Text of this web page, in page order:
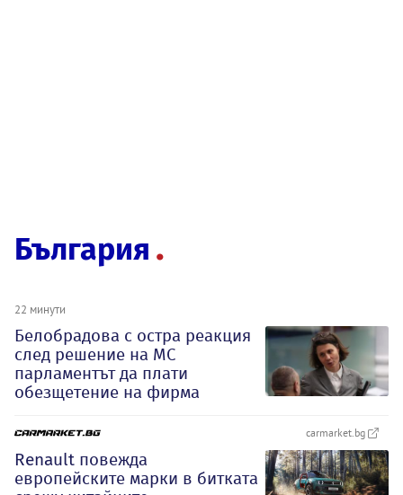
България
22 минути
Белобрадова с остра реакция
след решение на МС
парламентът да плати
обезщетение на фирма
carmarket.bg
Renault повежда
европейските марки в битката